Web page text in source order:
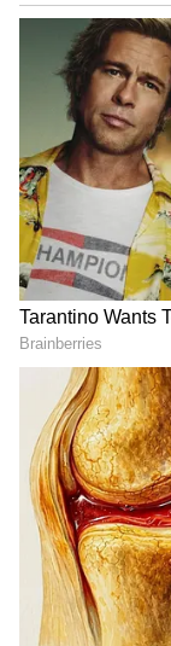
5
Image Credit :
ಗೋಲುಗಳಿಗಿಂತ